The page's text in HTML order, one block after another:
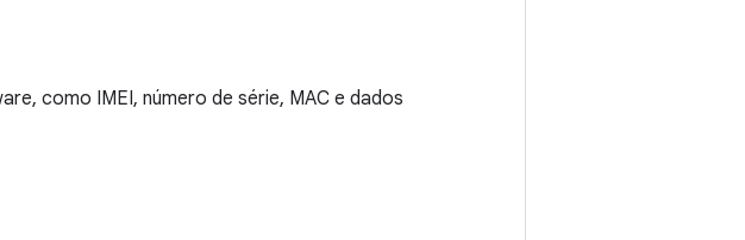
como IMEI, número de série, MAC e dados